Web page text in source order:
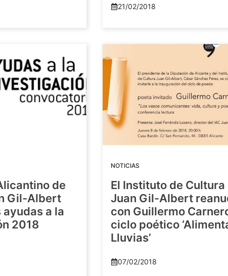
21/02/2018
de
Gil-Albert
a la
2018
NOTICIAS
El Instituto de Cultura
Juan Gil-Albert
con Guillermo
ciclo poético
Lluvias’
07/02/2018